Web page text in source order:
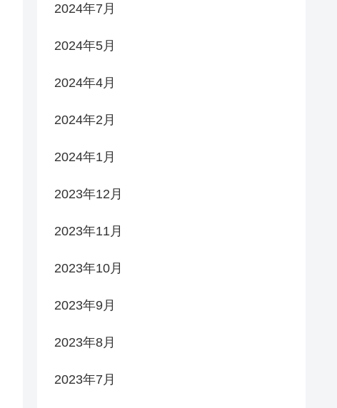
2024年7月
2024年5月
2024年4月
2024年2月
2024年1月
2023年12月
2023年11月
2023年10月
2023年9月
2023年8月
2023年7月